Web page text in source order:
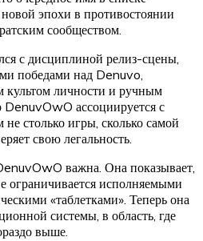
эпохи в противостоянии
сообществом.
с дисциплиной релиз-сцены,
победами над Denuvo,
личности и ручным
ассоциируется с
столько игры, сколько самой
свою легальность.
важна. Она показывает,
ограничивается исполняемыми
«таблетками». Теперь она
системы, в область, где
выше.